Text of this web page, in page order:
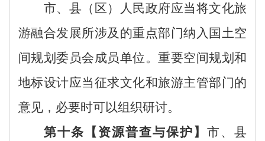
市、县 （区） 人民政府应当将文化旅
游融合发展所涉及的重点部门纳入国土空
间规划委员会成员单位 。重要空间规划和
地标设计应当征求文化和旅游主管部门的
意见， 必要时可以组织研讨。
第十条 【资源普查与保护】 市、县